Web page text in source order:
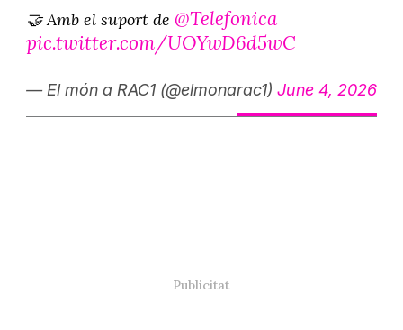
🤝 Amb el suport de @Telefonica
pic.twitter.com/UOYwD6d5wC
— El món a RAC1 (@elmonarac1) June 4, 2026